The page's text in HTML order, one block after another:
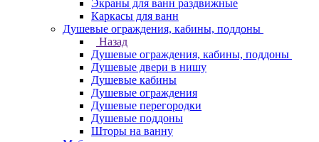
Экраны для ванн раздвижные
Каркасы для ванн
Душевые ограждения, кабины, поддоны
Назад
Душевые ограждения, кабины, поддоны
Душевые двери в нишу
Душевые кабины
Душевые ограждения
Душевые перегородки
Душевые поддоны
Шторы на ванну